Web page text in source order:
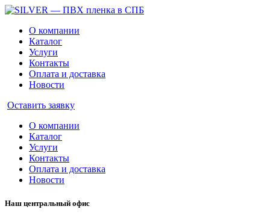
О компании
Каталог
Услуги
Контакты
Оплата и доставка
Новости
Оставить заявку
О компании
Каталог
Услуги
Контакты
Оплата и доставка
Новости
Наш центральный офис